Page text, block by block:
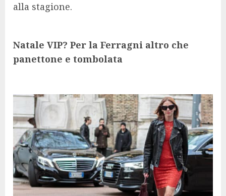
alla stagione.
Natale VIP? Per la Ferragni altro che
panettone e tombolata